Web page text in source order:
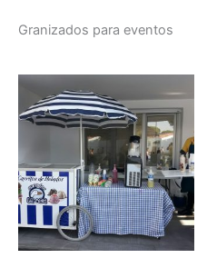
Granizados para eventos